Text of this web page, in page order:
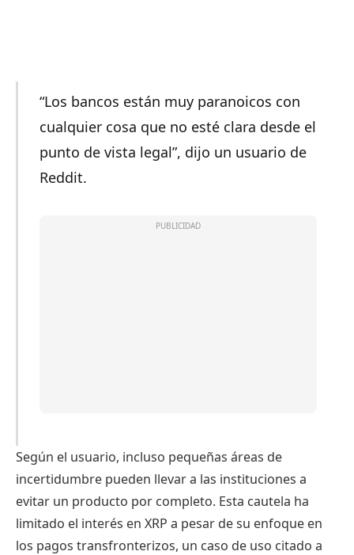
“Los bancos están muy paranoicos con
cualquier cosa que no esté clara desde el
punto de vista legal”, dijo un usuario de
Reddit.
Según el usuario, incluso pequeñas áreas de
incertidumbre pueden llevar a las instituciones a
evitar un producto por completo. Esta cautela ha
limitado el interés en XRP a pesar de su enfoque en
los pagos transfronterizos, un caso de uso citado a